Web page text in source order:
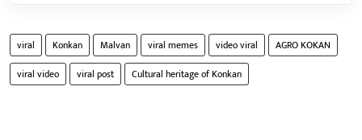
viral Konkan Malvan viral memes video viral
AGRO KOKAN
viral video
viral post Cultural heritage of Konkan